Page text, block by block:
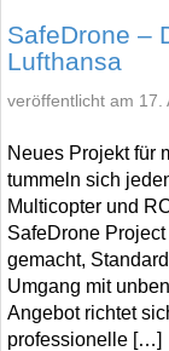
SafeDrone –
Lufthansa
veröffentlicht am 17.
Neues Projekt für
tummeln sich
Multicopter und
SafeDrone
gemacht,
Umgang mit
Angebot richtet
professionelle […]